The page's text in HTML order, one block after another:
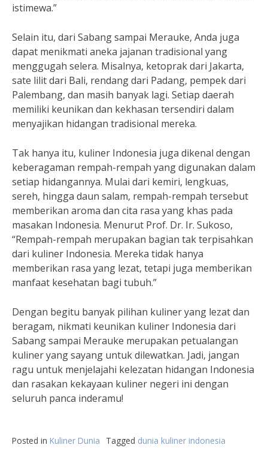
istimewa.”
Selain itu, dari Sabang sampai Merauke, Anda juga
dapat menikmati aneka jajanan tradisional yang
menggugah selera. Misalnya, ketoprak dari Jakarta,
sate lilit dari Bali, rendang dari Padang, pempek dari
Palembang, dan masih banyak lagi. Setiap daerah
memiliki keunikan dan kekhasan tersendiri dalam
menyajikan hidangan tradisional mereka.
Tak hanya itu, kuliner Indonesia juga dikenal dengan
keberagaman rempah-rempah yang digunakan dalam
setiap hidangannya. Mulai dari kemiri, lengkuas,
sereh, hingga daun salam, rempah-rempah tersebut
memberikan aroma dan cita rasa yang khas pada
masakan Indonesia. Menurut Prof. Dr. Ir. Sukoso,
“Rempah-rempah merupakan bagian tak terpisahkan
dari kuliner Indonesia. Mereka tidak hanya
memberikan rasa yang lezat, tetapi juga memberikan
manfaat kesehatan bagi tubuh.”
Dengan begitu banyak pilihan kuliner yang lezat dan
beragam, nikmati keunikan kuliner Indonesia dari
Sabang sampai Merauke merupakan petualangan
kuliner yang sayang untuk dilewatkan. Jadi, jangan
ragu untuk menjelajahi kelezatan hidangan Indonesia
dan rasakan kekayaan kuliner negeri ini dengan
seluruh panca inderamu!
Posted in Kuliner Dunia Tagged dunia kuliner indonesia